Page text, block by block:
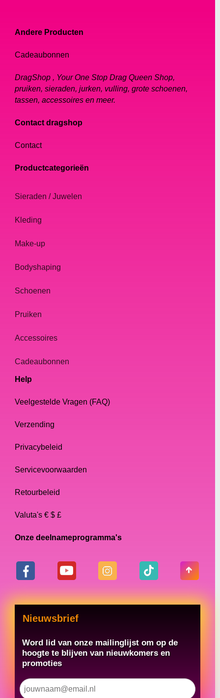
Andere Producten
Cadeaubonnen
DragShop , Your One Stop Drag Queen Shop,
pruiken, sieraden, jurken, vulling, grote schoenen,
tassen, accessoires en meer.
Contact dragshop
Contact
Productcategorieën
Sieraden / Juwelen
Kleding
Make-up
Bodyshaping
Schoenen
Pruiken
Accessoires
Cadeaubonnen
Help
Veelgestelde Vragen (FAQ)
Verzending
Privacybeleid
Servicevoorwaarden
Retourbeleid
Valuta's € $ £
Onze deelnameprogramma's
Nieuwsbrief
Word lid van onze mailinglijst om op de
hoogte te blijven van nieuwkomers en
promoties